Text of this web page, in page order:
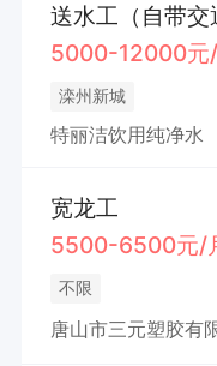
送水工（自带交
5000-12000元
滦州新城
特丽洁饮用纯净水
宽龙工
5500-6500元/
不限
唐山市三元塑胶有